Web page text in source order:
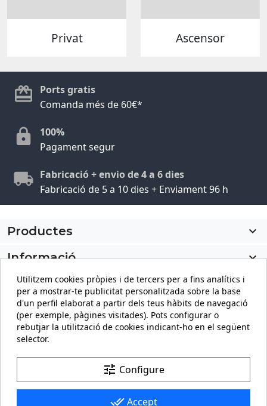
Privat Ascensor
Ports gratis
Comanda més de 60€*
100%
Pagament segur
Fabricació + envio de 4 a 6 dies
Fabricació de 5 a 10 dies + Enviament 96 h
Productes

Informació

El meu compte
Informació sobre la botiga
keyboard_arrow_down
Utilitzem cookies pròpies i de tercers per a fins analítics i
per a mostrar-te publicitat personalitzada sobre la base
d'un perfil elaborat a partir dels teus hàbits de navegació
(per exemple, pàgines visitades). Pots configurar o
rebutjar la utilització de cookies indicant-ho en el següent
selector.
tune Configure
done_all Accept